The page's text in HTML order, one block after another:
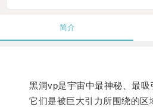
简介
黑洞vp是宇宙中最神秘、最吸
它们是被巨大引力所围绕的区